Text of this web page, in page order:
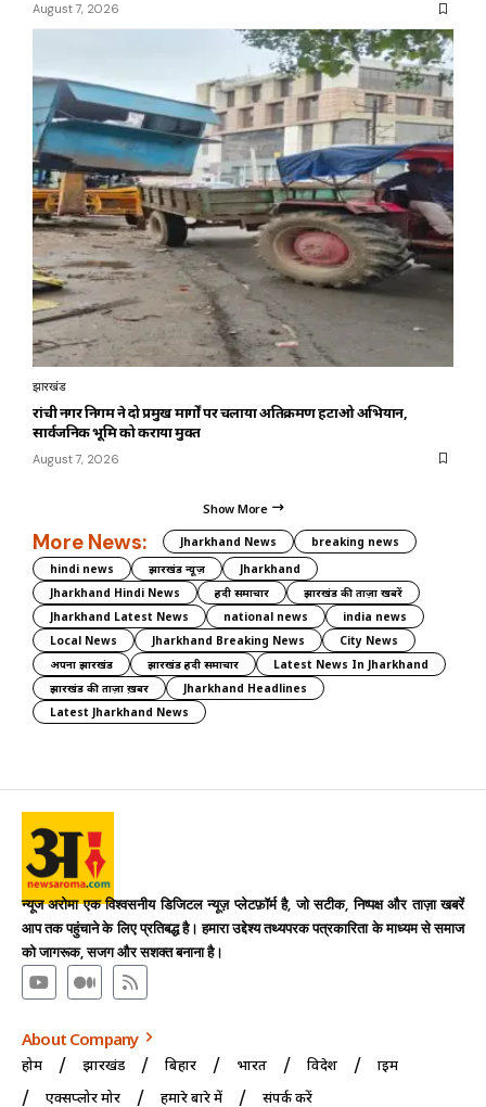
August 7, 2026
झारखंड
रांची नगर निगम ने दो प्रमुख मार्गों पर चलाया अतिक्रमण हटाओ अभियान,
सार्वजनिक भूमि को कराया मुक्त
August 7, 2026
Show More
More News: Jharkhand News
breaking news
hindi news
झारखंड न्यूज़
Jharkhand
Jharkhand Hindi News
हिंदी समाचार
झारखंड की ताज़ा खबरें
Jharkhand Latest News
national news
india news
Local News
Jharkhand Breaking News
City News
अपना झारखंड
झारखंड हिंदी समाचार
Latest News In Jharkhand
झारखंड की ताज़ा ख़बर
Jharkhand Headlines
Latest Jharkhand News
न्यूज अरोमा एक विश्वसनीय डिजिटल न्यूज़ प्लेटफ़ॉर्म है, जो सटीक, निष्पक्ष और ताज़ा खबरें
आप तक पहुंचाने के लिए प्रतिबद्ध है। हमारा उद्देश्य तथ्यपरक पत्रकारिता के माध्यम से समाज
को जागरूक, सजग और सशक्त बनाना है।
About Company
होम झारखंड बिहार भारत विदेश
क्राइम
एक्सप्लोर मोर
हमारे बारे में संपर्क करें